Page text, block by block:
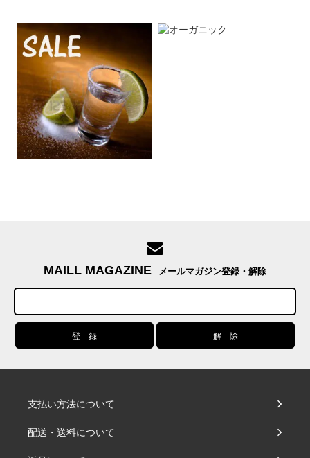
MAILL MAGAZINE メールマガジン登録・解除
支払い方法について
配送・送料について